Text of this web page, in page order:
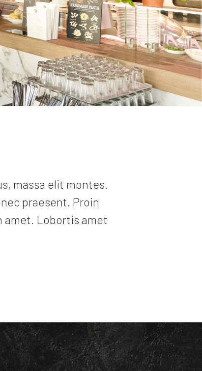
massa elit montes.
praesent. Proin
amet. Lobortis amet